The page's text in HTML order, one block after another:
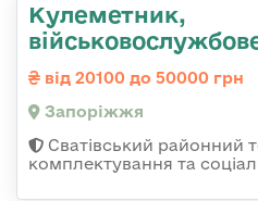
Кулеметник,
від 20100 до 50000 грн
Запоріжжя
Сватівський районний
комплектування та